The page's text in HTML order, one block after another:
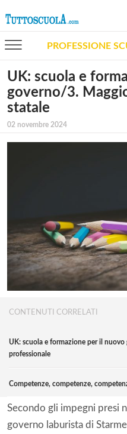
PROFESSIONE
UK: scuola e
governo/3.
statale
02 novembre 2024
CONTENUTI CORRELATI
UK: scuola e formazione per il
professionale
Competenze, competenze,
Secondo gli impegni presi
governo laburista di